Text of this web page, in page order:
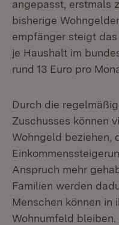
angepasst, erstmals
bisherige
empfänger steigt
je Haushalt im
rund 13 Euro pro
Durch die
Zuschusses können
Wohngeld beziehen,
Anspruch mehr
Familien werden
Menschen können in
Wohnumfeld